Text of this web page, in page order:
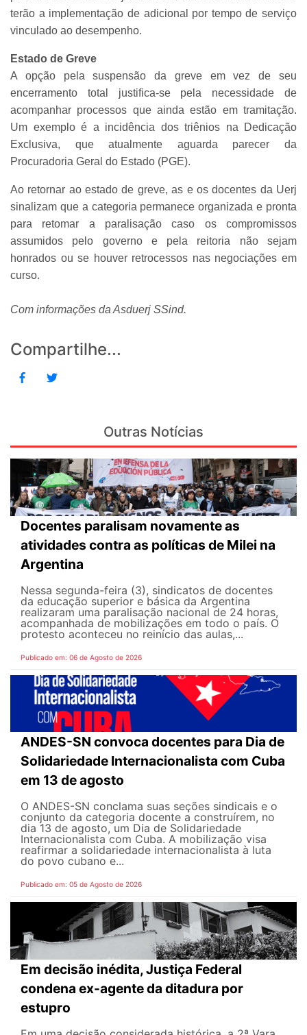
terão a implementação de adicional por tempo de serviço
vinculado ao desempenho.
Estado de Greve
A opção pela suspensão da greve em vez de seu
encerramento total justifica-se pela necessidade de
acompanhar processos que ainda estão em tramitação.
Um exemplo é a incidência dos triênios na Dedicação
Exclusiva, que atualmente aguarda parecer da
Procuradoria Geral do Estado (PGE).
Ao retornar ao estado de greve, as e os docentes da Uerj
sinalizam que a categoria permanece organizada e pronta
para retomar a paralisação caso os compromissos
assumidos pelo governo e pela reitoria não sejam
honrados ou se houver retrocessos nas negociações em
curso.
Com informações da Asduerj SSind.
Compartilhe...
Outras Notícias
Docentes paralisam novamente as
atividades contra as políticas de Milei na
Argentina
Nessa segunda-feira (3), sindicatos de docentes
da educação superior e básica da Argentina
realizaram uma paralisação nacional de 24 horas,
acompanhada de mobilizações em todo o país. O
protesto aconteceu no reinício das aulas,...
Publicado em: 06 de Agosto de 2026
ANDES-SN convoca docentes para Dia de
Solidariedade Internacionalista com Cuba
em 13 de agosto
O ANDES-SN conclama suas seções sindicais e o
conjunto da categoria docente a construírem, no
dia 13 de agosto, um Dia de Solidariedade
Internacionalista com Cuba. A mobilização visa
reafirmar a solidariedade internacionalista à luta
do povo cubano e...
Publicado em: 05 de Agosto de 2026
Em decisão inédita, Justiça Federal
condena ex-agente da ditadura por
estupro